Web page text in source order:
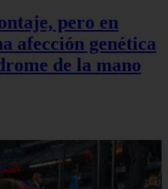
pero en
afección genética
de la mano